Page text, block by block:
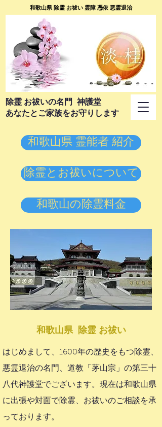
​除霊 お祓いの名門 神護堂
あなたとご家族をお守りします
和歌山県 除霊 お祓い 霊障 憑依 悪霊退治
和歌山県 霊能者 紹介
除霊とお祓いについて
和歌山の除霊料金
和歌山県 除霊 お祓い
はじめまして、1600年の歴史をもつ除霊、
悪霊退治の名門、道教「茅山宗」の第三十
八代神護堂でございます。現在は和歌山県
に出張や対面で除霊、お祓いのご相談を承
っております。